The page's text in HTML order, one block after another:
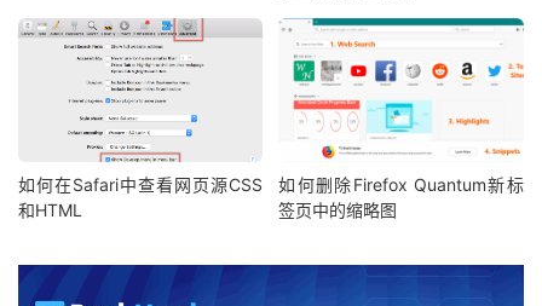
如何在Safari中查看网页源CSS
和HTML
如何删除Firefox Quantum新标
签页中的缩略图